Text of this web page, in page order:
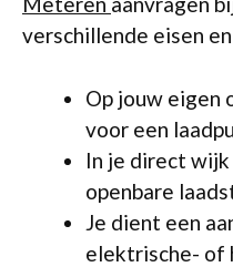
verschillende eisen
Op jouw eigen
voor een
In je direct
openbare
Je dient een
elektrische- of